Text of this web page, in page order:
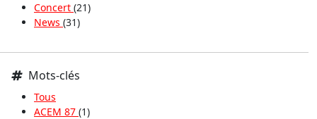
Concert (21)
News (31)
Mots-clés
Tous
ACEM 87 (1)